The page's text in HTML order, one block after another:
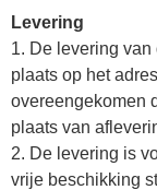
Levering
1. De levering
plaats op het
overeengekomen
plaats van
2. De levering is
vrije beschikking